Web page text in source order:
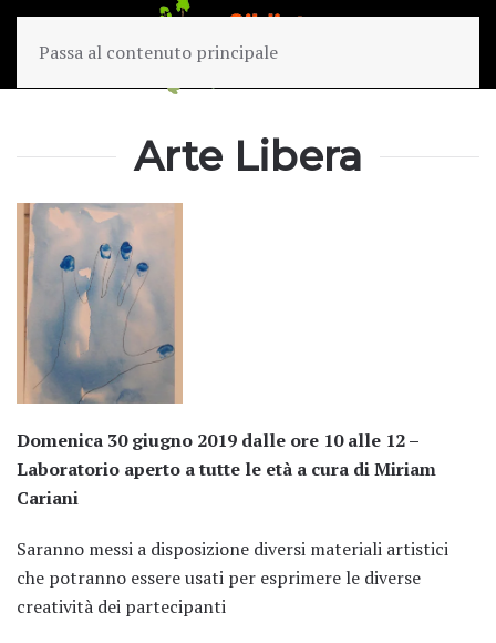
Passa al contenuto principale
Arte Libera
Domenica 30 giugno 2019 dalle ore 10 alle 12 –
Laboratorio aperto a tutte le età a cura di Miriam
Cariani
Saranno messi a disposizione diversi materiali artistici
che potranno essere usati per esprimere le diverse
creatività dei partecipanti